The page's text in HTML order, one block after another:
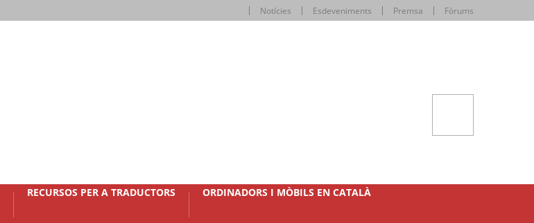
Notícies Esdeveniments Premsa Fòrums
RECURSOS PER A TRADUCTORS ORDINADORS I MÒBILS EN CATALÀ